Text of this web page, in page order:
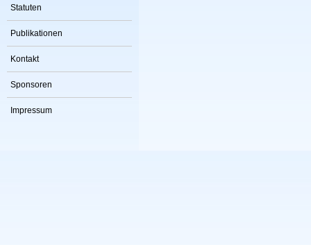
Statuten
Publikationen
Kontakt
Sponsoren
Impressum